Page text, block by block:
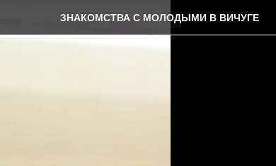
ЗНАКОМСТВА С МОЛОДЫМИ В ВИЧУГЕ